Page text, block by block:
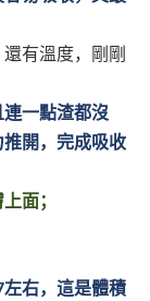
有溫度，剛剛
一點渣都沒
開，完成吸收
面；
左右，這是體積